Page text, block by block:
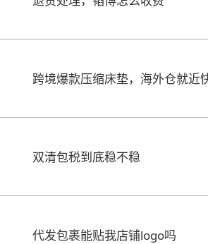
跨境爆款压缩床垫，海外仓就近
双清包税到底稳不稳
代发包裹能贴我店铺logo吗